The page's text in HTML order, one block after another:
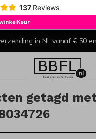
137 Reviews
in NL vanaf € 50
getagd met